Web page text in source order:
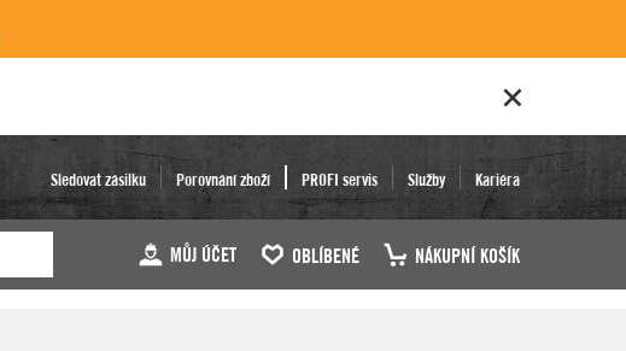
Sledovat zásilku Porovnání zboží PROFI servis Služby Kariéra
MŮJ ÚČET OBLÍBENÉ NÁKUPNÍ KOŠÍK